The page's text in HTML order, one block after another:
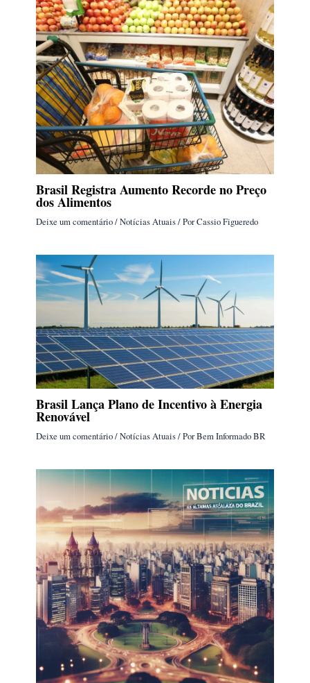
Brasil Registra Aumento Recorde no Preço
dos Alimentos
Deixe um comentário/Notícias Atuais/ PorCassio Figueredo
Brasil Lança Plano de Incentivo à Energia
Renovável
Deixe um comentário/Notícias Atuais/ PorBem Informado BR